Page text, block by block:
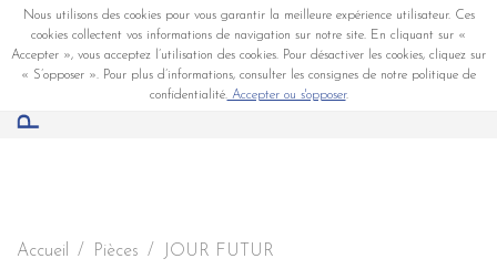
Nous utilisons des cookies pour vous garantir la meilleure expérience utilisateur. Ces
cookies collectent vos informations de navigation sur notre site. En cliquant sur «
Accepter », vous acceptez l’utilisation des cookies. Pour désactiver les cookies, cliquez sur
« S’opposer ». Pour plus d’informations, consulter les consignes de notre politique de
confidentialité.Accepter ou s'opposer.
Accueil Pièces JOUR FUTUR